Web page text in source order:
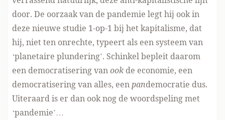
door. De oorzaak van de pandemie legt hij ook in
deze nieuwe studie 1-op-1 bij het kapitalisme, dat
hij, niet ten onrechte, typeert als een systeem van
‘planetaire plundering’. Schinkel bepleit daarom
een democratisering vanookde economie, een
democratisering van alles, eenpandemocratie dus.
Uiteraard is er dan ook nog de woordspeling met
‘pandemie’…